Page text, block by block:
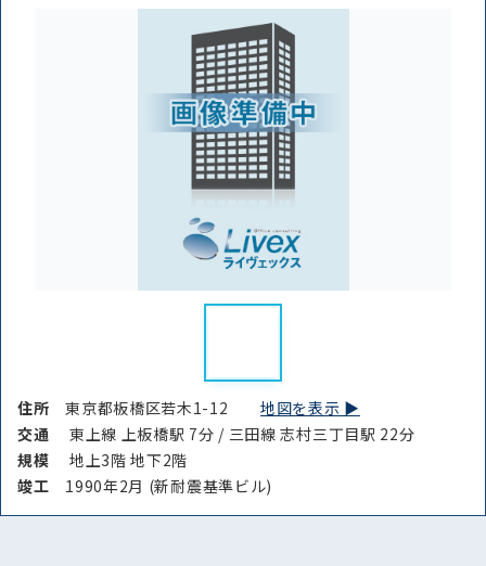
住所東京都板橋区若木1-12 地図を表示 ▶︎
交通
東上線 上板橋駅 7分 / 三田線 志村三丁目駅 22分
規模
地上3階 地下2階
竣⼯ 1990年2月 (新耐震基準ビル)